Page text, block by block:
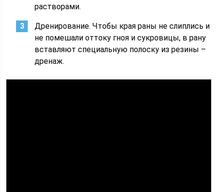
растворами.
Дренирование. Чтобы края раны не слиплись и
не помешали оттоку гноя и сукровицы, в рану
вставляют специальную полоску из резины –
дренаж.